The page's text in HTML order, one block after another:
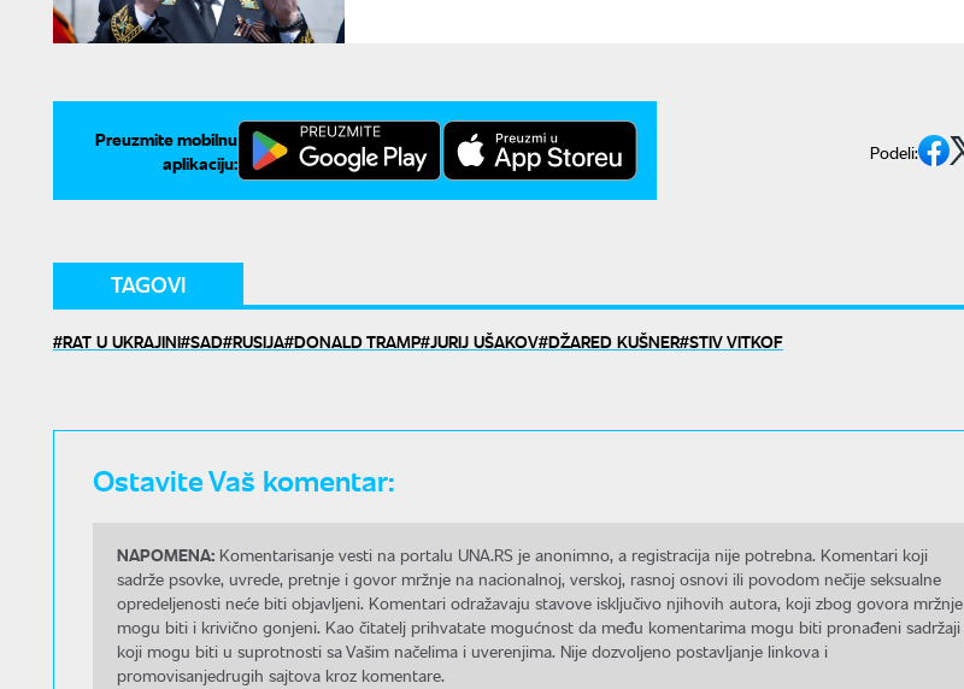
Preuzmite mobilnu
aplikaciju:
Podeli:
TAGOVI
RAT U UKRAJINI SAD RUSIJA DONALD TRAMP JURIJ UŠAKOV DŽARED KUŠNER STIV VITKOF
Ostavite Vaš komentar:
NAPOMENA: Komentarisanje vesti na portalu UNA.RS je anonimno, a registracija nije potrebna. Komentari koji
sadrže psovke, uvrede, pretnje i govor mržnje na nacionalnoj, verskoj, rasnoj osnovi ili povodom nečije seksualne
opredeljenosti neće biti objavljeni. Komentari odražavaju stavove isključivo njihovih autora, koji zbog govora mržnje
mogu biti i krivično gonjeni. Kao čitatelj prihvatate mogućnost da među komentarima mogu biti pronađeni sadržaji
koji mogu biti u suprotnosti sa Vašim načelima i uverenjima. Nije dozvoljeno postavljanje linkova i
promovisanjedrugih sajtova kroz komentare.